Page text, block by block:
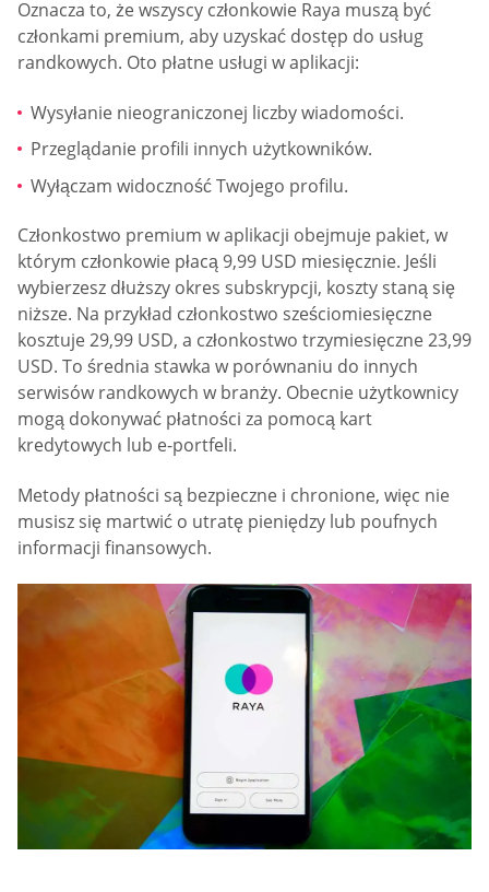
Oznacza to, że wszyscy członkowie Raya muszą być
członkami premium, aby uzyskać dostęp do usług
randkowych. Oto płatne usługi w aplikacji:
Wysyłanie nieograniczonej liczby wiadomości.
Przeglądanie profili innych użytkowników.
Wyłączam widoczność Twojego profilu.
Członkostwo premium w aplikacji obejmuje pakiet, w
którym członkowie płacą 9,99 USD miesięcznie. Jeśli
wybierzesz dłuższy okres subskrypcji, koszty staną się
niższe. Na przykład członkostwo sześciomiesięczne
kosztuje 29,99 USD, a członkostwo trzymiesięczne 23,99
USD. To średnia stawka w porównaniu do innych
serwisów randkowych w branży. Obecnie użytkownicy
mogą dokonywać płatności za pomocą kart
kredytowych lub e-portfeli.
Metody płatności są bezpieczne i chronione, więc nie
musisz się martwić o utratę pieniędzy lub poufnych
informacji finansowych.